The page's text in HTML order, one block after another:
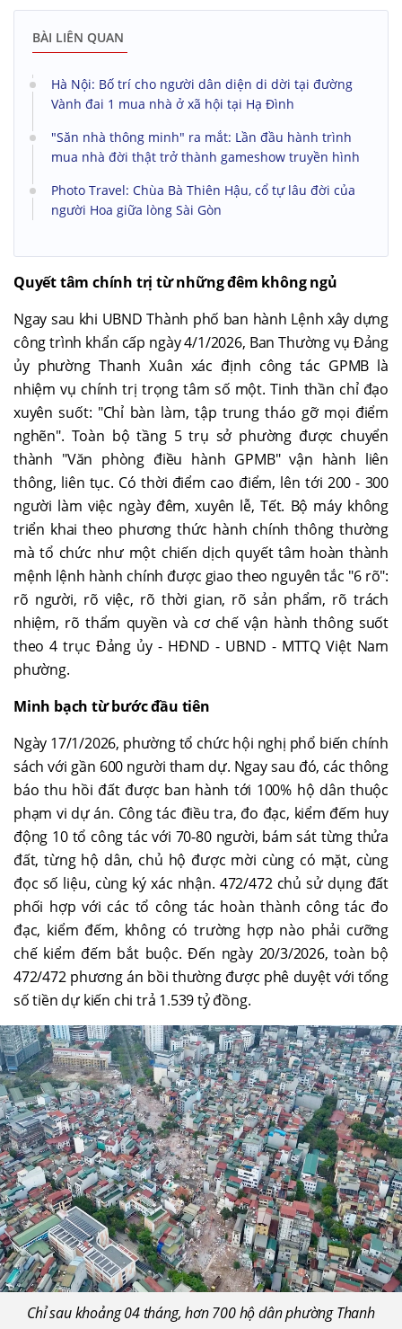
BÀI LIÊN QUAN
Hà Nội: Bố trí cho người dân diện di dời tại đường
Vành đai 1 mua nhà ở xã hội tại Hạ Đình
"Săn nhà thông minh" ra mắt: Lần đầu hành trình
mua nhà đời thật trở thành gameshow truyền hình
Photo Travel: Chùa Bà Thiên Hậu, cổ tự lâu đời của
người Hoa giữa lòng Sài Gòn
Quyết tâm chính trị từ những đêm không ngủ
Ngay sau khi UBND Thành phố ban hành Lệnh xây dựng
công trình khẩn cấp ngày 4/1/2026, Ban Thường vụ Đảng
ủy phường Thanh Xuân xác định công tác GPMB là
nhiệm vụ chính trị trọng tâm số một. Tinh thần chỉ đạo
xuyên suốt: "Chỉ bàn làm, tập trung tháo gỡ mọi điểm
nghẽn". Toàn bộ tầng 5 trụ sở phường được chuyển
thành "Văn phòng điều hành GPMB" vận hành liên
thông, liên tục. Có thời điểm cao điểm, lên tới 200 - 300
người làm việc ngày đêm, xuyên lễ, Tết. Bộ máy không
triển khai theo phương thức hành chính thông thường
mà tổ chức như một chiến dịch quyết tâm hoàn thành
mệnh lệnh hành chính được giao theo nguyên tắc "6 rõ":
rõ người, rõ việc, rõ thời gian, rõ sản phẩm, rõ trách
nhiệm, rõ thẩm quyền và cơ chế vận hành thông suốt
theo 4 trục Đảng ủy - HĐND - UBND - MTTQ Việt Nam
phường.
Minh bạch từ bước đầu tiên
Ngày 17/1/2026, phường tổ chức hội nghị phổ biến chính
sách với gần 600 người tham dự. Ngay sau đó, các thông
báo thu hồi đất được ban hành tới 100% hộ dân thuộc
phạm vi dự án. Công tác điều tra, đo đạc, kiểm đếm huy
động 10 tổ công tác với 70-80 người, bám sát từng thửa
đất, từng hộ dân, chủ hộ được mời cùng có mặt, cùng
đọc số liệu, cùng ký xác nhận. 472/472 chủ sử dụng đất
phối hợp với các tổ công tác hoàn thành công tác đo
đạc, kiểm đếm, không có trường hợp nào phải cưỡng
chế kiểm đếm bắt buộc. Đến ngày 20/3/2026, toàn bộ
472/472 phương án bồi thường được phê duyệt với tổng
số tiền dự kiến chi trả 1.539 tỷ đồng.
Chỉ sau khoảng 04 tháng, hơn 700 hộ dân phường Thanh